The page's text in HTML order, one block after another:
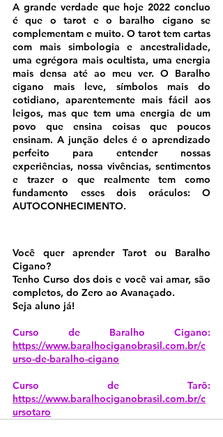
A grande verdade que hoje 2022 concluo
é que o tarot e o baralho cigano se
complementam e muito. O tarot tem cartas
com mais simbologia e ancestralidade,
uma egrégora mais ocultista, uma energia
mais densa até ao meu ver. O Baralho
cigano mais leve, símbolos mais do
cotidiano, aparentemente mais fácil aos
leigos, mas que tem uma energia de um
povo que ensina coisas que poucos
ensinam. A junção deles é o aprendizado
perfeito para entender nossas
experiências, nossa vivências, sentimentos
e trazer o que realmente tem como
fundamento esses dois oráculos: O
AUTOCONHECIMENTO.
Você quer aprender Tarot ou Baralho
Cigano?
Tenho Curso dos dois e você vai amar, são
completos, do Zero ao Avanaçado.
Seja aluno já!
https://www.baralhociganobrasil.com.br/c
urso-de-baralho-cigano
https://www.baralhociganobrasil.com.br/c
ursotaro